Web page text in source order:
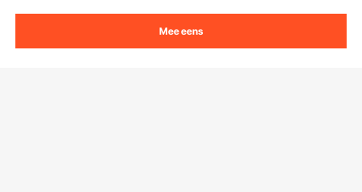
Privacybeleid
Pro Member Program Algemene Voorwaarden
Mee eens